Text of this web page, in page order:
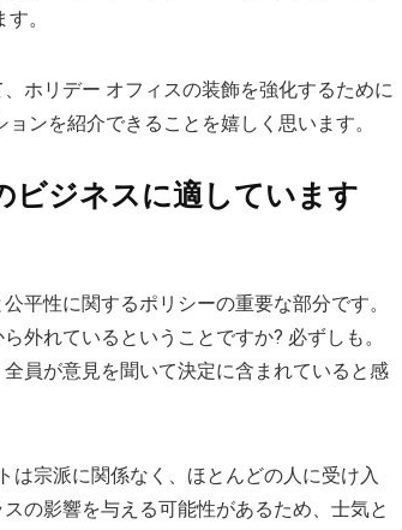
。
ホリデー オフィスの装飾を強化するために
ンを紹介できることを嬉しく思います。
ビジネスに適しています
平性に関するポリシーの重要な部分です。
外れているということですか? 必ずしも。
員が意見を聞いて決定に含まれていると感
は宗派に関係なく、ほとんどの人に受け入
の影響を与える可能性があるため、士気と